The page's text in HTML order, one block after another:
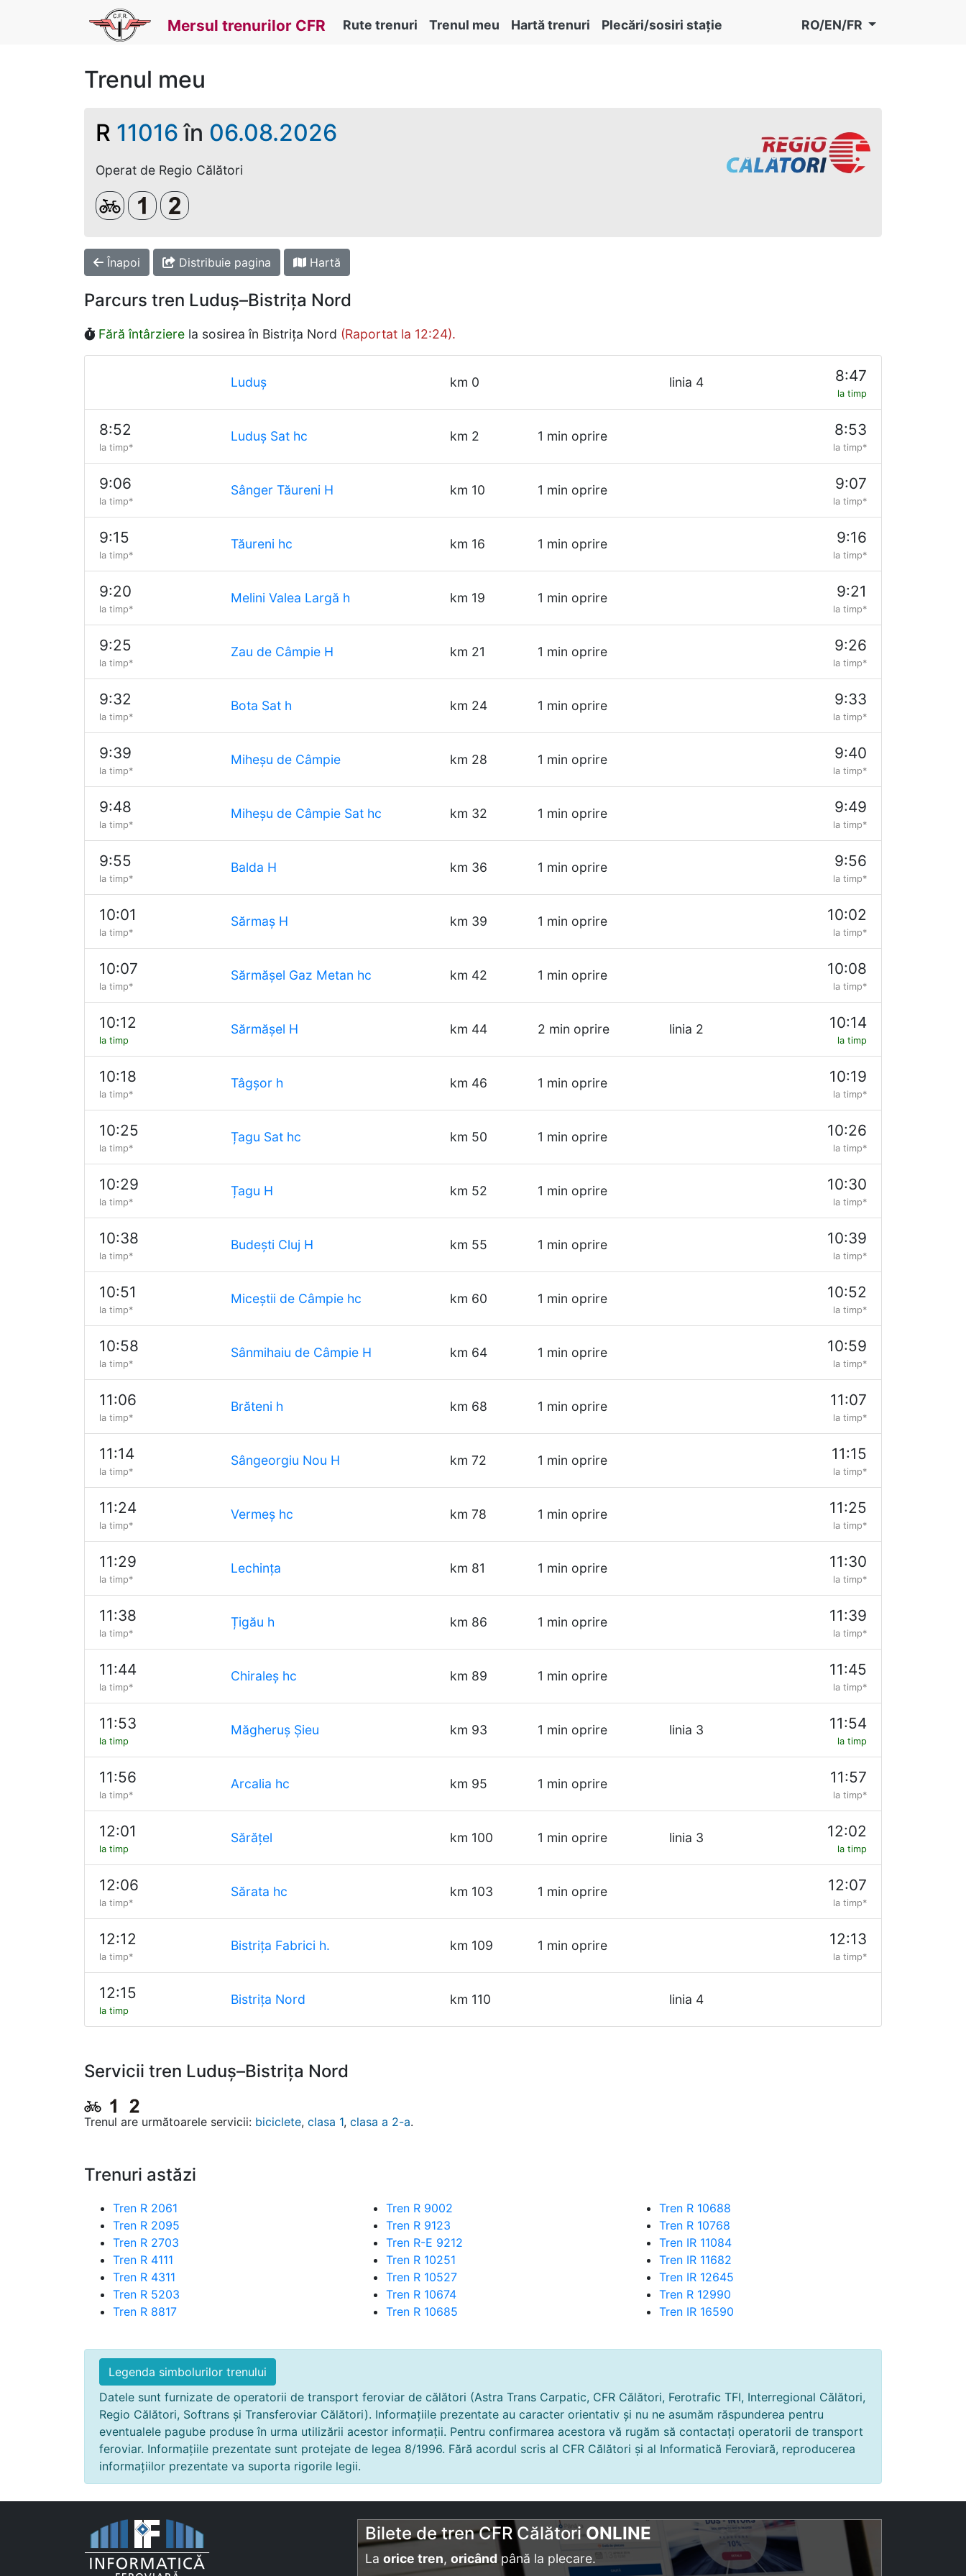
Mersul trenurilor CFR Rute trenuri Trenul meu Hartă trenuri Plecări/sosiri stație RO/EN/FR
Trenul meu
R 11016în 06.08.2026
Operat de Regio Călători
BicicleteClasa 1Clasa a 2-a
Înapoi Distribuie pagina Hartă
Parcurs tren Luduș–Bistrița Nord
Fără întârziere la sosirea în Bistrița Nord (Raportat la 12:24).
Luduș km 0 linia 4 8:47
la timp
8:52
la timp*
Luduș Sat hc km 2 1 min oprire 8:53
la timp*
9:06
la timp*
Sânger Tăureni H km 10 1 min oprire 9:07
la timp*
9:15
la timp*
Tăureni hc km 16 1 min oprire 9:16
la timp*
9:20
la timp*
Melini Valea Largă h km 19 1 min oprire 9:21
la timp*
9:25
la timp*
Zau de Câmpie H km 21 1 min oprire 9:26
la timp*
9:32
la timp*
Bota Sat h km 24 1 min oprire 9:33
la timp*
9:39
la timp*
Miheșu de Câmpie km 28 1 min oprire 9:40
la timp*
9:48
la timp*
Miheșu de Câmpie Sat hc km 32 1 min oprire 9:49
la timp*
9:55
la timp*
Balda H km 36 1 min oprire 9:56
la timp*
10:01
la timp*
Sărmaș H km 39 1 min oprire 10:02
la timp*
10:07
la timp*
Sărmășel Gaz Metan hc km 42 1 min oprire 10:08
la timp*
10:12
la timp
Sărmășel H km 44 2 min oprire linia 2 10:14
la timp
10:18
la timp*
Tâgșor h km 46 1 min oprire 10:19
la timp*
10:25
la timp*
Țagu Sat hc km 50 1 min oprire 10:26
la timp*
10:29
la timp*
Țagu H km 52 1 min oprire 10:30
la timp*
10:38
la timp*
Budești Cluj H km 55 1 min oprire 10:39
la timp*
10:51
la timp*
Miceștii de Câmpie hc km 60 1 min oprire 10:52
la timp*
10:58
la timp*
Sânmihaiu de Câmpie H km 64 1 min oprire 10:59
la timp*
11:06
la timp*
Brăteni h km 68 1 min oprire 11:07
la timp*
11:14
la timp*
Sângeorgiu Nou H km 72 1 min oprire 11:15
la timp*
11:24
la timp*
Vermeș hc km 78 1 min oprire 11:25
la timp*
11:29
la timp*
Lechința km 81 1 min oprire 11:30
la timp*
11:38
la timp*
Țigău h km 86 1 min oprire 11:39
la timp*
11:44
la timp*
Chiraleș hc km 89 1 min oprire 11:45
la timp*
11:53
la timp
Măgheruș Șieu km 93 1 min oprire linia 3 11:54
la timp
11:56
la timp*
Arcalia hc km 95 1 min oprire 11:57
la timp*
12:01
la timp
Sărățel km 100 1 min oprire linia 3 12:02
la timp
12:06
la timp*
Sărata hc km 103 1 min oprire 12:07
la timp*
12:12
la timp*
Bistrița Fabrici h. km 109 1 min oprire 12:13
la timp*
12:15
la timp
Bistrița Nord km 110 linia 4
Servicii tren Luduș–Bistrița Nord
Trenul are următoarele servicii: biciclete, clasa 1, clasa a 2-a.
Trenuri astăzi
Tren R 2061
Tren R 2095
Tren R 2703
Tren R 4111
Tren R 4311
Tren R 5203
Tren R 8817
Tren R 9002
Tren R 9123
Tren R-E 9212
Tren R 10251
Tren R 10527
Tren R 10674
Tren R 10685
Tren R 10688
Tren R 10768
Tren IR 11084
Tren IR 11682
Tren IR 12645
Tren R 12990
Tren IR 16590
Legenda simbolurilor trenului
Datele sunt furnizate de operatorii de transport feroviar de călători (Astra Trans Carpatic, CFR Călători, Ferotrafic TFI, Interregional Călători,
Regio Călători, Softrans și Transferoviar Călători). Informațiile prezentate au caracter orientativ și nu ne asumăm răspunderea pentru
eventualele pagube produse în urma utilizării acestor informații. Pentru confirmarea acestora vă rugăm să contactați operatorii de transport
feroviar. Informațiile prezentate sunt protejate de legea 8/1996. Fără acordul scris al CFR Călători și al Informatică Feroviară, reproducerea
informațiilor prezentate va suporta rigorile legii.
Bilete de tren CFR CălătoriONLINE
La orice tren, oricând până la plecare.